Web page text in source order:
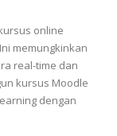
online
memungkinkan
real-time dan
kursus Moodle
dengan